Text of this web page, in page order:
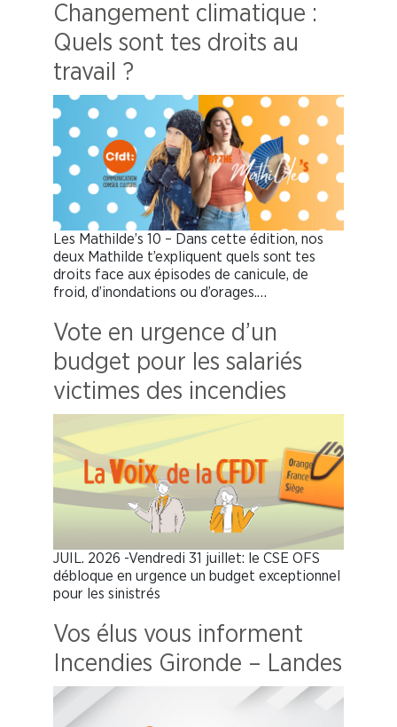
Changement climatique :
Quels sont tes droits au
travail ?
Les Mathilde’s 10 – Dans cette édition, nos
deux Mathilde t’expliquent quels sont tes
droits face aux épisodes de canicule, de
froid, d’inondations ou d’orages.…
Vote en urgence d’un
budget pour les salariés
victimes des incendies
JUIL. 2026 -Vendredi 31 juillet: le CSE OFS
débloque en urgence un budget exceptionnel
pour les sinistrés
Vos élus vous informent
Incendies Gironde – Landes